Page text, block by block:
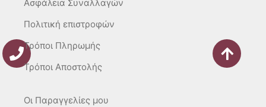
Ασφάλεια Συναλλαγών
Πολιτική επιστροφών
Τρόποι Πληρωμής
Τρόποι Αποστολής
Οι Παραγγελίες μου